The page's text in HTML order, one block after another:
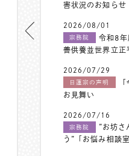
害状況のお知らせ
2026/08/01
宗務院
令和8年
善供養並世界立正
2026/07/29
日蓮宗の声明
お見舞い
2026/07/16
宗務院
”お坊さ
う”「お悩み相談